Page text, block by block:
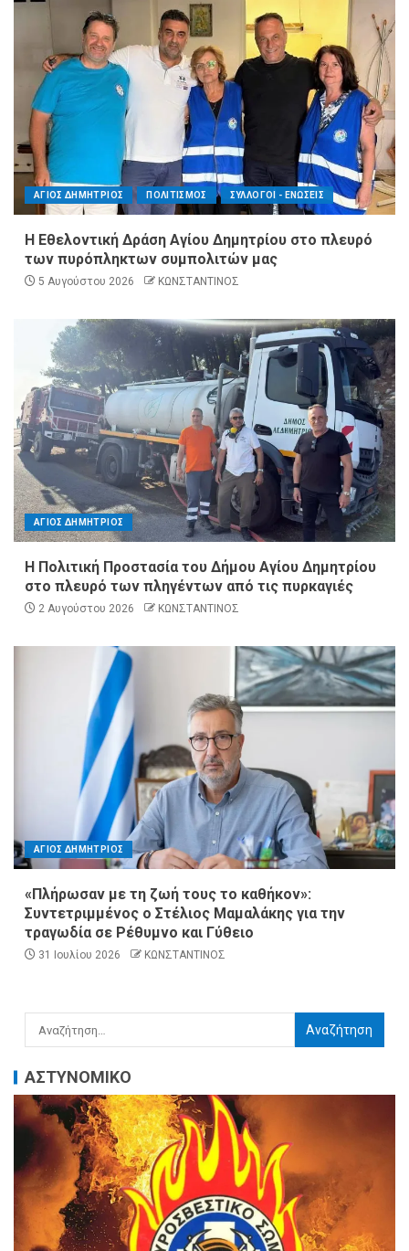
ΑΓΙΟΣ ΔΗΜΗΤΡΙΟΣ ΠΟΛΙΤΙΣΜΟΣ ΣΥΛΛΟΓΟΙ - ΕΝΩΣΕΙΣ
Η Εθελοντική Δράση Αγίου Δημητρίου στο πλευρό
των πυρόπληκτων συμπολιτών μας
5 Αυγούστου 2026 ΚΩΝΣΤΑΝΤΙΝΟΣ
ΑΓΙΟΣ ΔΗΜΗΤΡΙΟΣ
Η Πολιτική Προστασία του Δήμου Αγίου Δημητρίου
στο πλευρό των πληγέντων από τις πυρκαγιές
2 Αυγούστου 2026 ΚΩΝΣΤΑΝΤΙΝΟΣ
ΑΓΙΟΣ ΔΗΜΗΤΡΙΟΣ
«Πλήρωσαν με τη ζωή τους το καθήκον»:
Συντετριμμένος ο Στέλιος Μαμαλάκης για την
τραγωδία σε Ρέθυμνο και Γύθειο
31 Ιουλίου 2026 ΚΩΝΣΤΑΝΤΙΝΟΣ
ΑΣΤΥΝΟΜΙΚΟ